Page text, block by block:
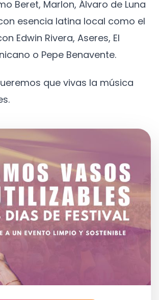
Beret, Marlon, Álvaro de Luna
esencia latina local como el
Edwin Rivera, Aseres, El
o Pepe Benavente.
que vivas la música